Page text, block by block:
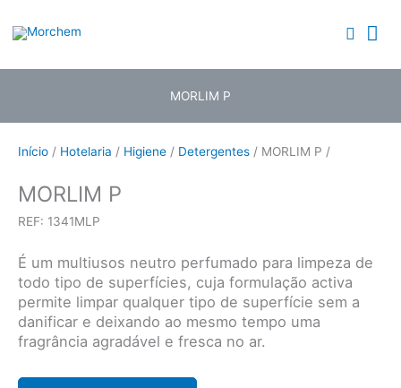
MORLIM P
Início / Hotelaria / Higiene / Detergentes / MORLIM P /
MORLIM P
REF: 1341MLP
É um multiusos neutro perfumado para limpeza de
todo tipo de superfícies, cuja formulação activa
permite limpar qualquer tipo de superfície sem a
danificar e deixando ao mesmo tempo uma
fragrância agradável e fresca no ar.